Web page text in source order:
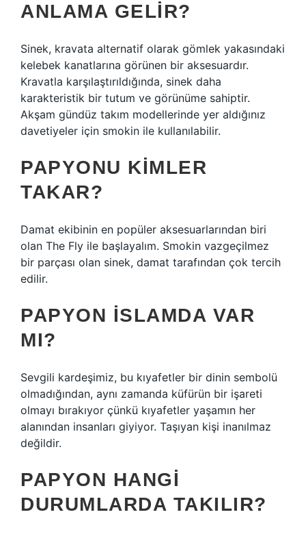
ANLAMA GELIR?
Sinek, kravata alternatif olarak gömlek yakasındaki
kelebek kanatlarına görünen bir aksesuardır.
Kravatla karşılaştırıldığında, sinek daha
karakteristik bir tutum ve görünüme sahiptir.
Akşam gündüz takım modellerinde yer aldığınız
davetiyeler için smokin ile kullanılabilir.
PAPYONU KIMLER
TAKAR?
Damat ekibinin en popüler aksesuarlarından biri
olan The Fly ile başlayalım. Smokin vazgeçilmez
bir parçası olan sinek, damat tarafından çok tercih
edilir.
PAPYON İSLAMDA VAR
MI?
Sevgili kardeşimiz, bu kıyafetler bir dinin sembolü
olmadığından, aynı zamanda küfürün bir işareti
olmayı bırakıyor çünkü kıyafetler yaşamın her
alanından insanları giyiyor. Taşıyan kişi inanılmaz
değildir.
PAPYON HANGI
DURUMLARDA TAKILIR?